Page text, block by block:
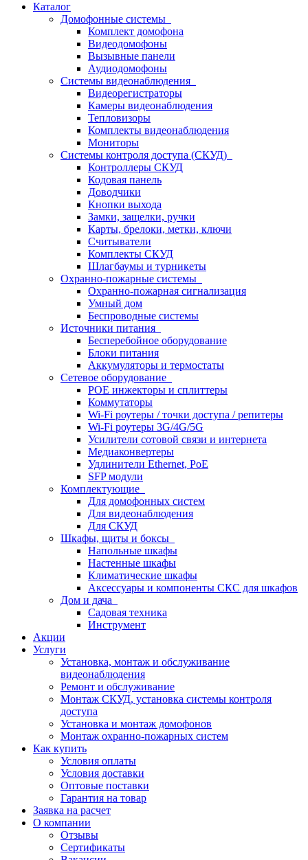
Каталог
Домофонные системы
Комплект домофона
Видеодомофоны
Вызывные панели
Аудиодомофоны
Системы видеонаблюдения
Видеорегистраторы
Камеры видеонаблюдения
Тепловизоры
Комплекты видеонаблюдения
Мониторы
Системы контроля доступа (СКУД)
Контроллеры СКУД
Кодовая панель
Доводчики
Кнопки выхода
Замки, защелки, ручки
Карты, брелоки, метки, ключи
Считыватели
Комплекты СКУД
Шлагбаумы и турникеты
Охранно-пожарные системы
Охранно-пожарная сигнализация
Умный дом
Беспроводные системы
Источники питания
Бесперебойное оборудование
Блоки питания
Аккумуляторы и термостаты
Сетевое оборудование
POE инжекторы и сплиттеры
Коммутаторы
Wi-Fi роутеры / точки доступа / репитеры
Wi-Fi роутеры 3G/4G/5G
Усилители сотовой связи и интернета
Медиаконвертеры
Удлинители Ethernet, PoE
SFP модули
Комплектующие
Для домофонных систем
Для видеонаблюдения
Для СКУД
Шкафы, щиты и боксы
Напольные шкафы
Настенные шкафы
Климатические шкафы
Аксессуары и компоненты СКС для шкафов
Дом и дача
Садовая техника
Инструмент
Акции
Услуги
Установка, монтаж и обслуживание
видеонаблюдения
Ремонт и обслуживание
Монтаж СКУД, установка системы контроля
доступа
Установка и монтаж домофонов
Монтаж охранно-пожарных систем
Как купить
Условия оплаты
Условия доставки
Оптовые поставки
Гарантия на товар
Заявка на расчет
О компании
Отзывы
Сертификаты